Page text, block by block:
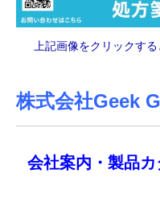
上記画像をクリックす
株式会社Geek
会社案内・製品カ